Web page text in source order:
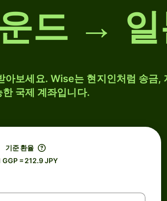
드 → 일
보세요. Wise는 현지인처럼 송금,
한 국제 계좌입니다.
기준 환율
GGP = 212.9 JPY